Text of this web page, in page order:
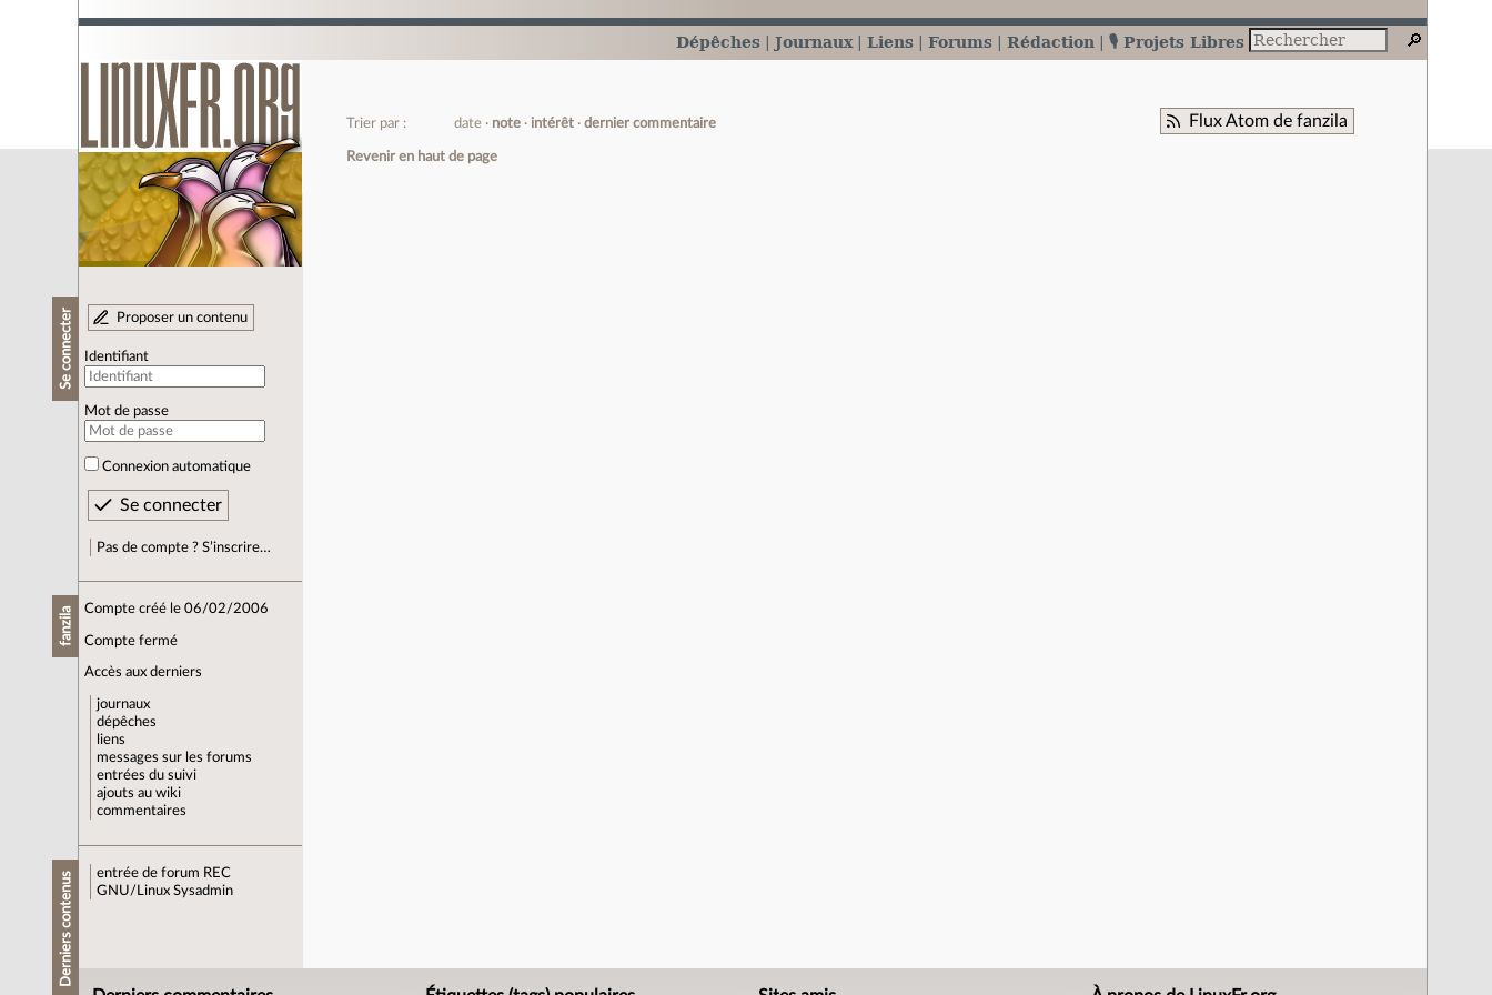
Dépêches Journaux Liens Forums Rédaction 🎙️ Projets Libres
Se connecter Proposer un contenu
Identifiant
Mot de passe
Connexion automatique
Pas de compte ? S’inscrire…
fanzila Compte créé le 06/02/2006
Compte fermé
Accès aux derniers
journaux
dépêches
liens
messages sur les forums
entrées du suivi
ajouts au wiki
commentaires
Derniers contenus entrée de forum REC
GNU/Linux Sysadmin
Flux Atom de fanzila
Trier par : date note intérêt dernier commentaire
Revenir en haut de page